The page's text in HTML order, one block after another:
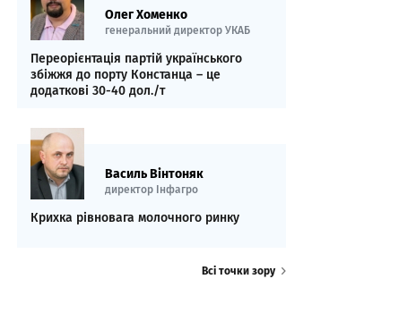
Олег Хоменко
генеральний директор УКАБ
Переорієнтація партій українського
збіжжя до порту Констанца – це
додаткові 30-40 дол./т
Василь Вінтоняк
директор Інфагро
Крихка рівновага молочного ринку
Всі точки зору